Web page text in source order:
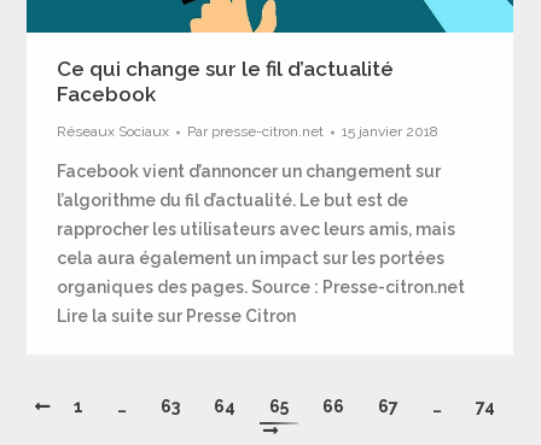
Ce qui change sur le fil d’actualité
Facebook
Réseaux Sociaux Par presse-citron.net 15 janvier 2018
Facebook vient d’annoncer un changement sur
l’algorithme du fil d’actualité. Le but est de
rapprocher les utilisateurs avec leurs amis, mais
cela aura également un impact sur les portées
organiques des pages. Source : Presse-citron.net
Lire la suite sur Presse Citron
1 … 63 64 65 66 67 … 74